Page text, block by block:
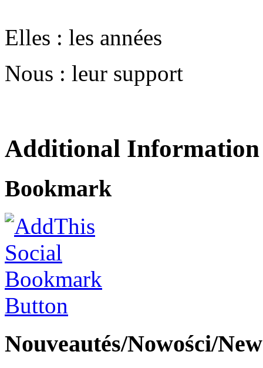
Elles : les années
Nous : leur support
Additional Information
Bookmark
Nouveautés/Nowości/